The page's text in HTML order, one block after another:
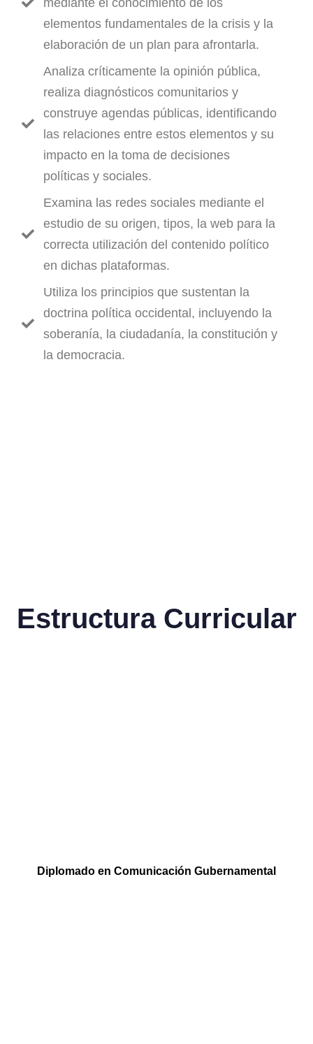
mediante el conocimiento de los
elementos fundamentales de la crisis y la
elaboración de un plan para afrontarla.
Analiza críticamente la opinión pública,
realiza diagnósticos comunitarios y
construye agendas públicas, identificando
las relaciones entre estos elementos y su
impacto en la toma de decisiones
políticas y sociales.
Examina las redes sociales mediante el
estudio de su origen, tipos, la web para la
correcta utilización del contenido político
en dichas plataformas.
Utiliza los principios que sustentan la
doctrina política occidental, incluyendo la
soberanía, la ciudadanía, la constitución y
la democracia.
Estructura Curricular
Diplomado en Comunicación Gubernamental